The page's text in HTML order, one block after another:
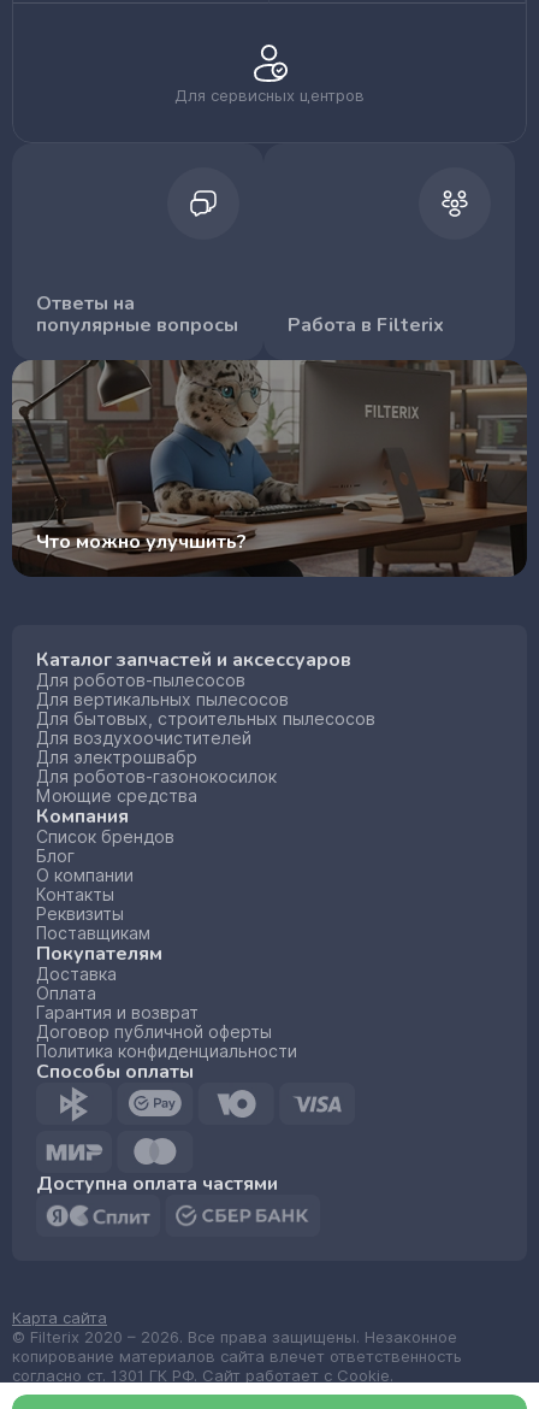
Для сервисных центров
Ответы на
популярные вопросы
Работа в Filterix
Что можно улучшить?
Каталог запчастей и аксессуаров
Для роботов-пылесосов
Для вертикальных пылесосов
Для бытовых, строительных пылесосов
Для воздухоочистителей
Для электрошвабр
Для роботов-газонокосилок
Моющие средства
Компания
Список брендов
Блог
О компании
Контакты
Реквизиты
Поставщикам
Покупателям
Доставка
Оплата
Гарантия и возврат
Договор публичной оферты
Политика конфиденциальности
Способы оплаты
Доступна оплата частями
© Filterix 2020 – 2026. Все права защищены. Незаконное
копирование материалов сайта влечет ответственность
согласно ст. 1301 ГК РФ. Сайт работает с Cookie.
Карта сайта